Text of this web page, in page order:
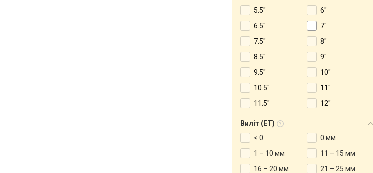
5.5"
6"
6.5"
7"
7.5"
8"
8.5"
9"
9.5"
10"
10.5"
11"
11.5"
12"
Виліт (ET)
< 0
0 мм
1 – 10 мм
11 – 15 мм
16 – 20 мм
21 – 25 мм